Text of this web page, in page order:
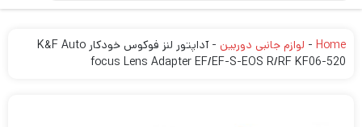
Home
- لوازم جانبی دوربین -
آداپتور لنز فوکوس خودکار K&F Auto
focus Lens Adapter EF/EF-S-EOS R/RF KF06-520